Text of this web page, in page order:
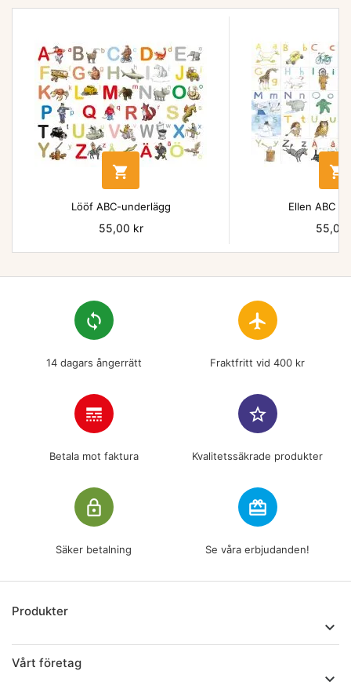

Lööf ABC-underlägg
Pris
55,00 kr

Ellen ABC
Pris
55,00
loop
14 dagars ångerrätt
flight
Fraktfritt vid 400 kr
line_style
Betala mot faktura
star_border
Kvalitetssäkrade produkter
lock_outline
Säker betalning
redeem
Se våra erbjudanden!
Produkter

Vårt företag
